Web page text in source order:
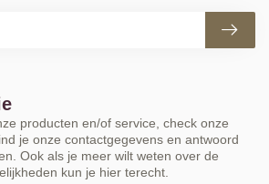
producten en/of service, check onze
je onze contactgegevens en antwoord
Ook als je meer wilt weten over de
kun je hier terecht.